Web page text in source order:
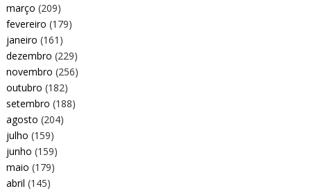
março (209)
fevereiro (179)
janeiro (161)
dezembro (229)
novembro (256)
outubro (182)
setembro (188)
agosto (204)
julho (159)
junho (159)
maio (179)
abril (145)